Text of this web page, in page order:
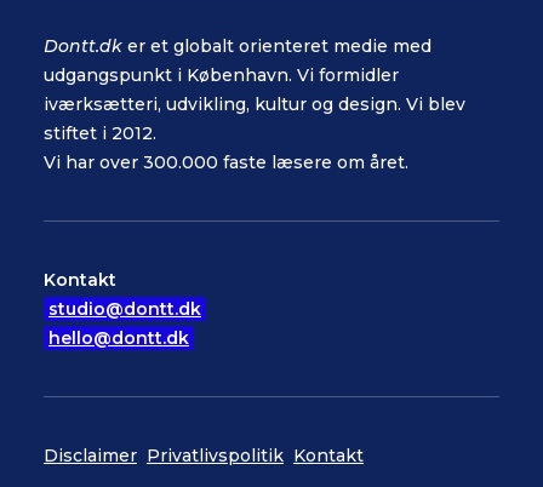
Dontt.dk er et globalt orienteret medie med
udgangspunkt i København. Vi formidler
iværksætteri, udvikling, kultur og design. Vi blev
stiftet i 2012.
Vi har over 300.000 faste læsere om året.
Kontakt
studio@dontt.dk
hello@dontt.dk
Disclaimer Privatlivspolitik Kontakt